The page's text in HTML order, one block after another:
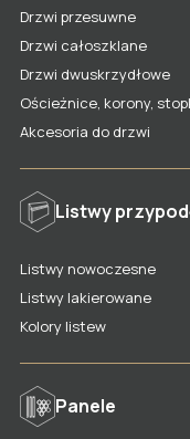
TECHNICZNE
Drzwi fornirowane
WSZYSTKIE
Listwy lakierowane
Listwy fornirowane
Listwy nowoczesne
Listwy stylizowane
PANELE ŚCIENNE
Lamele na filcu
Lamele na płycie
Penele frezowane
O LAGRUS
O firmie
Blog
Polityka Prywatności
DO POBRANIA
STREFA
Współpraca
KONTAKT
PL
Drzwi przesuwne
Drzwi całoszklane
Drzwi dwuskrzydłowe
Ościeżnice, korony,
Akcesoria do drzwi
Listwy
Listwy nowoczesne
Listwy lakierowane
Kolory listew
Panele